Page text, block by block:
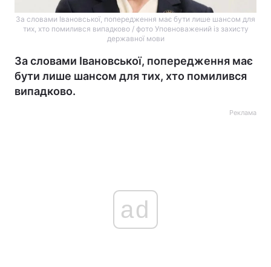
За словами Івановської, попередження має бути лише шансом для
тих, хто помилився випадково / фото Уповноважений із захисту
державної мови
За словами Івановської, попередження має
бути лише шансом для тих, хто помилився
випадково.
Реклама
ad